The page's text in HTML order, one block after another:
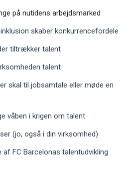
på nutidens arbejdsmarked
skaber konkurrencefordele
tiltrækker talent
talent
skal til jobsamtale eller møde en
våben i krigen om talent
(jo, også i din virksomhed)
FC Barcelonas talentudvikling